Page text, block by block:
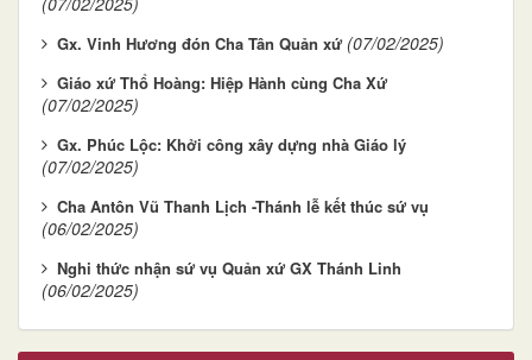
Gx. Vinh Hương đón Cha Tân Quản xứ (07/02/2025)
Giáo xứ Thổ Hoàng: Hiệp Hành cùng Cha Xứ
(07/02/2025)
Gx. Phúc Lộc: Khởi công xây dựng nhà Giáo lý
(07/02/2025)
Cha Antôn Vũ Thanh Lịch -Thánh lễ kết thúc sứ vụ
(06/02/2025)
Nghi thức nhận sứ vụ Quản xứ GX Thánh Linh
(06/02/2025)